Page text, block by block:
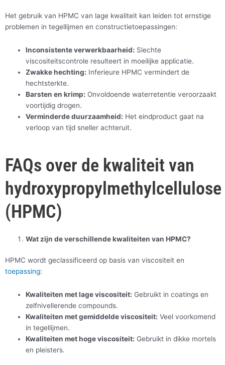
Het gebruik van HPMC van lage kwaliteit kan leiden tot ernstige
problemen in tegellijmen en constructietoepassingen:
Inconsistente verwerkbaarheid: Slechte
viscositeitscontrole resulteert in moeilijke applicatie.
Zwakke hechting: Inferieure HPMC vermindert de
hechtsterkte.
Barsten en krimp: Onvoldoende waterretentie veroorzaakt
voortijdig drogen.
Verminderde duurzaamheid: Het eindproduct gaat na
verloop van tijd sneller achteruit.
FAQs over de kwaliteit van
hydroxypropylmethylcellulose
(HPMC)
Wat zijn de verschillende kwaliteiten van HPMC?
HPMC wordt geclassificeerd op basis van viscositeit en
toepassing:
Kwaliteiten met lage viscositeit: Gebruikt in coatings en
zelfnivellerende compounds.
Kwaliteiten met gemiddelde viscositeit: Veel voorkomend
in tegellijmen.
Kwaliteiten met hoge viscositeit: Gebruikt in dikke mortels
en pleisters.